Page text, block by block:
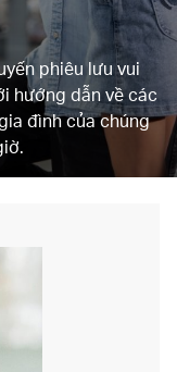
phiêu lưu vui
hướng dẫn về các
đình của chúng